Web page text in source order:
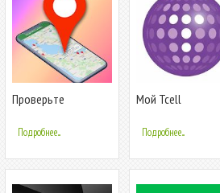
Проверьте
номера телефона
Подробнее...
Мой Tcell
Подробнее...